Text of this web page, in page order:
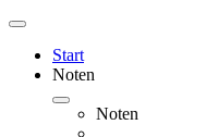
Start
Noten
Noten